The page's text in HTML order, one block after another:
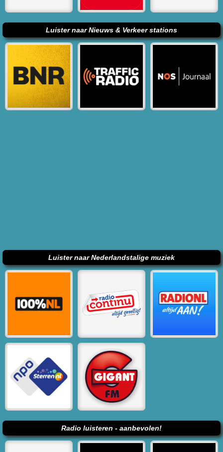
Luister naar Nieuws & Verkeer stations
Luister naar Nederlandstalige muziek
Radio luisteren - aanbevolen!